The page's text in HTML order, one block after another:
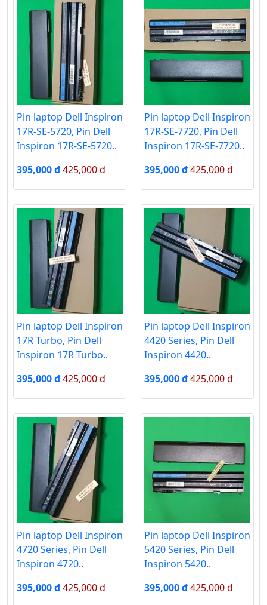
Pin laptop Dell Inspiron
17R-SE-5720, Pin Dell
Inspiron 17R-SE-5720..
395,000 đ425,000 đ
Pin laptop Dell Inspiron
17R-SE-7720, Pin Dell
Inspiron 17R-SE-7720..
395,000 đ425,000 đ
Pin laptop Dell Inspiron
17R Turbo, Pin Dell
Inspiron 17R Turbo..
395,000 đ425,000 đ
Pin laptop Dell Inspiron
4420 Series, Pin Dell
Inspiron 4420..
395,000 đ425,000 đ
Pin laptop Dell Inspiron
4720 Series, Pin Dell
Inspiron 4720..
395,000 đ425,000 đ
Pin laptop Dell Inspiron
5420 Series, Pin Dell
Inspiron 5420..
395,000 đ425,000 đ